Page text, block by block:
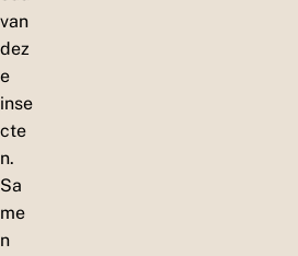
van
dez
e
inse
cte
n.
Sa
me
n